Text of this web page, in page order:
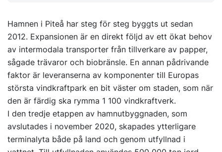
Hamnen i Piteå har steg för steg byggts ut sedan
2012. Expansionen är en direkt följd av ett ökat behov
av intermodala transporter från tillverkare av papper,
sågade trävaror och biobränsle. En annan pådrivande
faktor är leveranserna av komponenter till Europas
största vindkraftpark en bit väster om staden, som när
den är färdig ska rymma 1 100 vindkraftverk.
I den tredje etappen av hamnutbyggnaden, som
avslutades i november 2020, skapades ytterligare
terminalyta både på land och genom utfyllnad i